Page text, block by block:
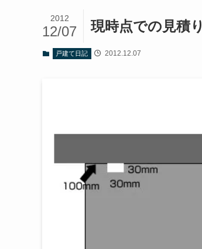
現時点での見積り
2012
12/07
戸建て日記 2012.12.07